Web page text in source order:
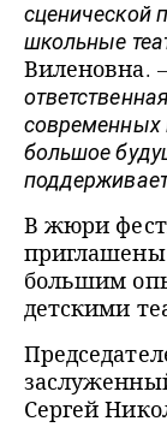
сценической
школьные
Виленовна. –
современных
большое
В жюри
большим
детскими
Сергей